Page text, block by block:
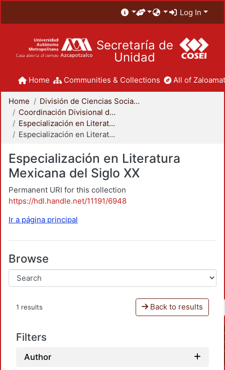
Log In
Secretaría de
Unidad
Home Communities & Collections All of
Home
División de Ciencias Sociales y Humanidades
Coordinación Divisional de Posgrado
Especialización en Literatura Mexicana del Siglo XX
Especialización en Literatura Mexicana del Siglo XX
Especialización en Literatura
Mexicana del Siglo XX
Permanent URI for this collection
https://hdl.handle.net/11191/6948
Ir a página principal
Browse
1 results Back to results
Filters
Author